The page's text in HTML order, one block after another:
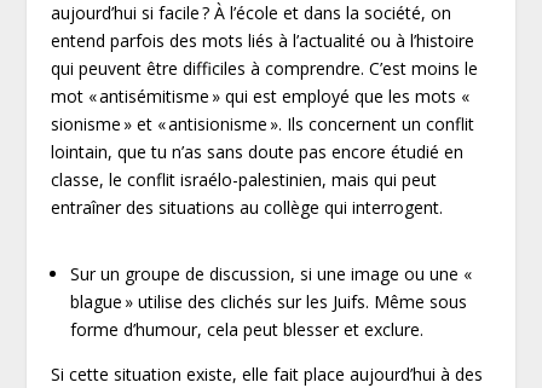
aujourd’hui si facile ? À l’école et dans la société, on
entend parfois des mots liés à l’actualité ou à l’histoire
qui peuvent être difficiles à comprendre. C’est moins le
mot « antisémitisme » qui est employé que les mots «
sionisme » et « antisionisme ». Ils concernent un conflit
lointain, que tu n’as sans doute pas encore étudié en
classe, le conflit israélo-palestinien, mais qui peut
entraîner des situations au collège qui interrogent.
Sur un groupe de discussion, si une image ou une «
blague » utilise des clichés sur les Juifs. Même sous
forme d’humour, cela peut blesser et exclure.
Si cette situation existe, elle fait place aujourd’hui à des